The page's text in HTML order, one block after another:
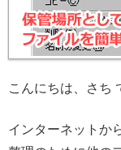
こんにちは、さち
インターネットか